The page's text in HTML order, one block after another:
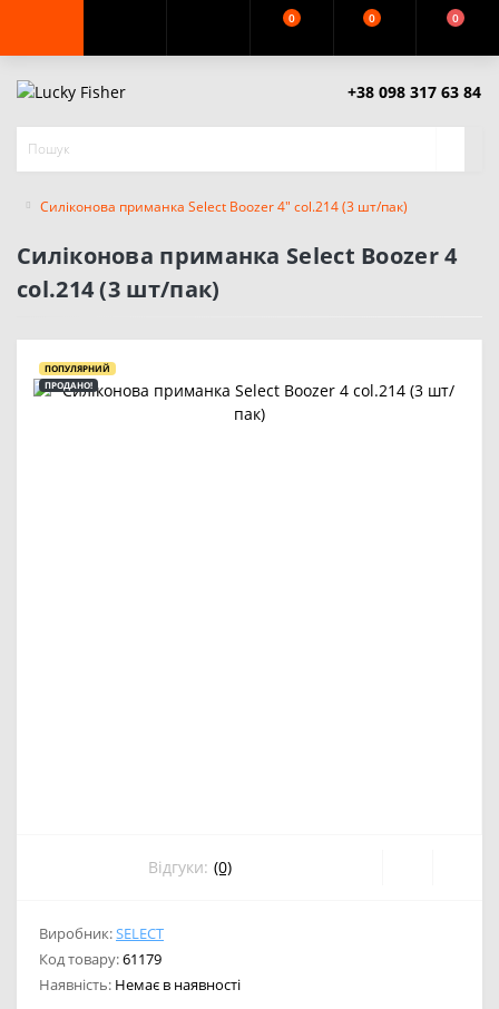
0 0 0
+38 098 317 63 84
Силіконова приманка Select Boozer 4" col.214 (3 шт/пак)
Силіконова приманка Select Boozer 4
col.214 (3 шт/пак)
ПОПУЛЯРНИЙ
ПРОДАНО!
Відгуки: (0)
Виробник:SELECT
Код товару:61179
Наявність: Немає в наявності